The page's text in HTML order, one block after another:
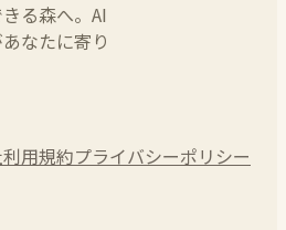
る森へ。AI
なたに寄り
利用規約プライバシーポリシー